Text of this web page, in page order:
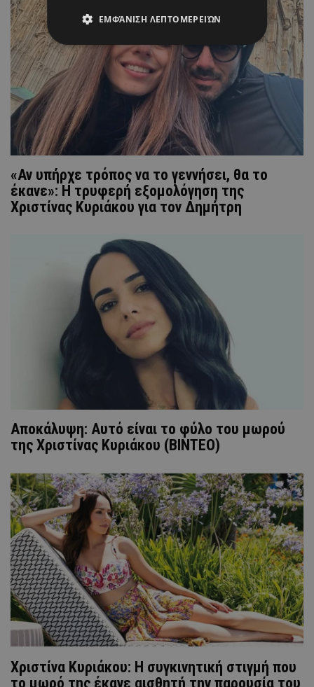
«Αν υπήρχε τρόπος να το γεννήσει, θα το
έκανε»: Η τρυφερή εξομολόγηση της
Χριστίνας Κυριάκου για τον Δημήτρη
Αποκάλυψη: Αυτό είναι το φύλο του μωρού
της Χριστίνας Κυριάκου (ΒΙΝΤΕΟ)
Χριστίνα Κυριάκου: Η συγκινητική στιγμή που
το μωρό της έκανε αισθητή την παρουσία του
ΕΜΦΆΝΙΣΗ ΛΕΠΤΟΜΕΡΕΙΏΝ